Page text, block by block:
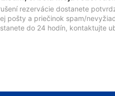
rezervácie dostanete
pošty a priečinok spam/
do 24 hodín, kontaktujte